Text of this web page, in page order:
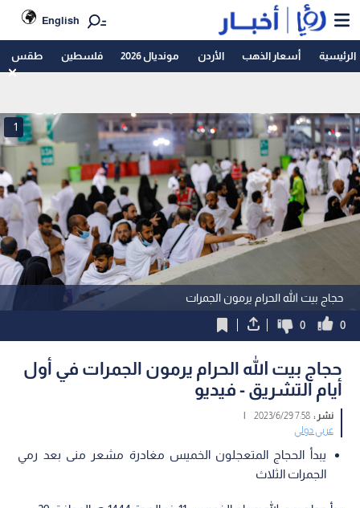
English
الرئيسية أسعار الذهب الأردن مونديال 2026 فلسطين طقس
حجاج بيت الله الحرام يرمون الجمرات
1
0
0
حجاج بيت الله الحرام يرمون الجمرات في أول
أيام التشريق - فيديو
نشر :7:58 2023/6/29
|
عربي دولي
يبدأ الحجاج المتعجلون الخميس مغادرة مشعر منى بعد رمي
الجمرات الثلاث